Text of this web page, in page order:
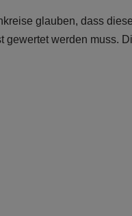
glauben, dass
gewertet werden muss.